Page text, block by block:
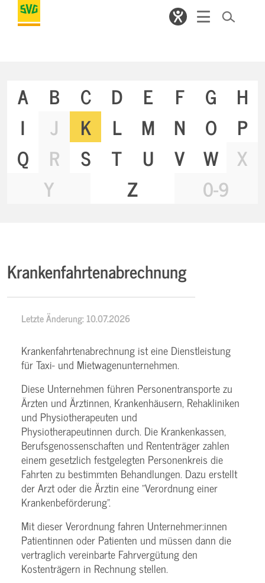
A B C D E F G
H
I
J K L M N O
P
Q
R S T U V W
X
Y
Z 0-9
Krankenfahrtenabrechnung
Letzte Änderung: 10.07.2026
Krankenfahrtenabrechnung ist eine Dienstleistung
für Taxi- und Mietwagenunternehmen.
Diese Unternehmen führen Personentransporte zu
Ärzten und Ärztinnen, Krankenhäusern, Rehakliniken
und Physiotherapeuten und
Physiotherapeutinnen durch. Die Krankenkassen,
Berufsgenossenschaften und Rententräger zahlen
einem gesetzlich festgelegten Personenkreis die
Fahrten zu bestimmten Behandlungen. Dazu erstellt
der Arzt oder die Ärztin eine "Verordnung einer
Krankenbeförderung".
Mit dieser Verordnung fahren Unternehmer:innen
Patientinnen oder Patienten und müssen dann die
vertraglich vereinbarte Fahrvergütung den
Kostenträgern in Rechnung stellen.